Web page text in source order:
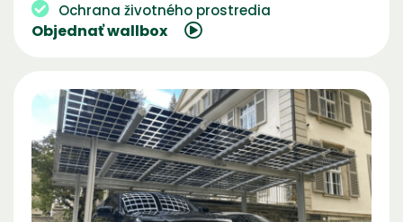
Ochrana životného prostredia
Objednať wallbox